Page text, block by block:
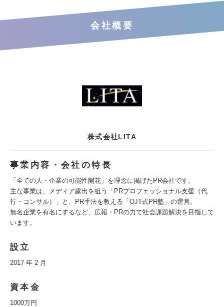
会社概要
株式会社LITA
事業内容・会社の特長
「全ての人・企業の可能性開花」を理念に掲げたPR会社です。
主な事業は、メディア露出を狙う「PRプロフェッショナル支援（代
行・コンサル）」と、PR手法を教える「OJT式PR塾」の運営。
無名企業を有名にするなど、広報・PRの力で社会課題解決を目指して
います。
設立
2017 年 2 月
資本金
1000万円